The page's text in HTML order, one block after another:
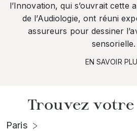
l’Innovation, qui s’ouvrait cette
de l’Audiologie, ont réuni
assureurs pour dessiner
sensorielle.
EN SAVOIR
Trouvez
Paris